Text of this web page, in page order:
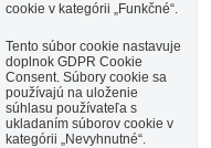
cookie v kategórii „Funkčné“.
Tento súbor cookie nastavuje
doplnok GDPR Cookie
Consent. Súbory cookie sa
používajú na uloženie
súhlasu používateľa s
ukladaním súborov cookie v
kategórii „Nevyhnutné“.